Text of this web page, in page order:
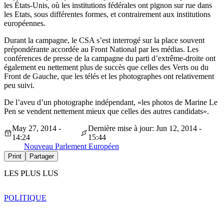
les États-Unis, où les institutions fédérales ont pignon sur rue dans
les Etats, sous différentes formes, et contrairement aux institutions
européennes.
Durant la campagne, le CSA s’est interrogé sur la place souvent
prépondérante accordée au Front National par les médias. Les
conférences de presse de la campagne du parti d’extrême-droite ont
également eu nettement plus de succès que celles des Verts ou du
Front de Gauche, que les télés et les photographes ont relativement
peu suivi.
De l’aveu d’un photographe indépendant, «les photos de Marine Le
Pen se vendent nettement mieux que celles des autres candidats».
May 27, 2014 -
14:24
Dernière mise à jour: Jun 12, 2014 -
15:44
Nouveau Parlement Européen
Print Partager
LES PLUS LUS
POLITIQUE